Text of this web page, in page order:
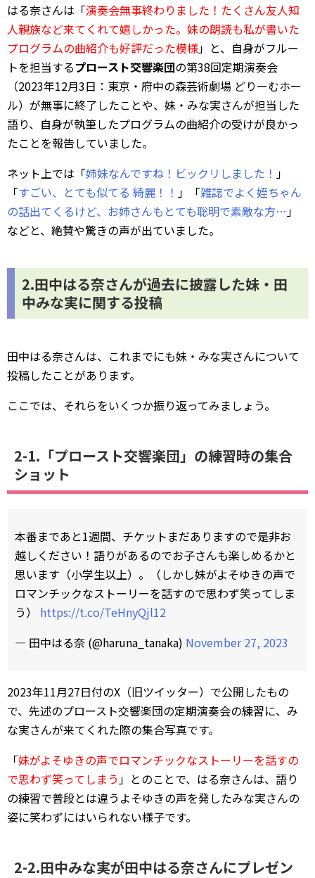
はる奈さんは「演奏会無事終わりました！たくさん友人知
人親族など来てくれて嬉しかった。妹の朗読も私が書いた
プログラムの曲紹介も好評だった模様」と、自身がフルー
トを担当するプロースト交響楽団の第38回定期演奏会
（2023年12月3日：東京・府中の森芸術劇場 どりーむホー
ル）が無事に終了したことや、妹・みな実さんが担当した
語り、自身が執筆したプログラムの曲紹介の受けが良かっ
たことを報告していました。
ネット上では「姉妹なんですね！ビックリしました！ 」
「すごい、とても似てる 綺麗！！ 」「雑誌でよく姪ちゃん
の話出てくるけど、お姉さんもとても聡明で素敵な方…」
などと、絶賛や驚きの声が出ていました。
2.田中はる奈さんが過去に披露した妹・田
中みな実に関する投稿
田中はる奈さんは、これまでにも妹・みな実さんについて
投稿したことがあります。
ここでは、それらをいくつか振り返ってみましょう。
2-1.「プロースト交響楽団」の練習時の集合
ショット
本番まであと1週間、チケットまだありますので是非お
越しください！語りがあるのでお子さんも楽しめるかと
思います（小学生以上）。（しかし妹がよそゆきの声で
ロマンチックなストーリーを話すので思わず笑ってしま
う） https://t.co/TeHnyQjl12
— 田中はる奈 (@haruna_tanaka) November 27, 2023
2023年11月27日付のX（旧ツイッター）で公開したもの
で、先述のプロースト交響楽団の定期演奏会の練習に、み
な実さんが来てくれた際の集合写真です。
「妹がよそゆきの声でロマンチックなストーリーを話すの
で思わず笑ってしまう」とのことで、はる奈さんは、語り
の練習で普段とは違うよそゆきの声を発したみな実さんの
姿に笑わずにはいられない様子です。
2-2.田中みな実が田中はる奈さんにプレゼン